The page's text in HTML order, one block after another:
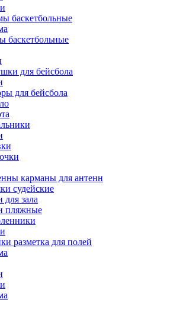
баскетбольные
баскетбольные
для бейсбола
для бейсбола
карманы для антенн
судейские
зала
пляжные
разметка для полей